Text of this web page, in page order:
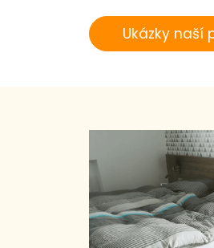
Ukázky naší